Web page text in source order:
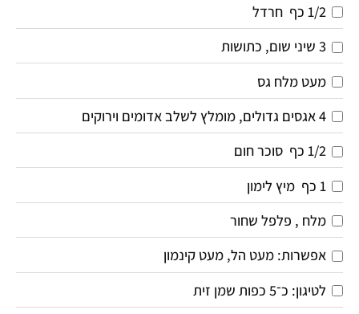
1/2 כף
חרדל
3 שיני שום, כתושות
מעט מלח גס
4אגסים גדולים, מומלץ לשלב אדומים וירוקים
1/2 כף
סוכר חום
1 כף
מיץ לימון
מלח , פלפל שחור
אפשרות: מעט הל, מעט קינמון
לטיגון: כ־5 כפות שמן זית